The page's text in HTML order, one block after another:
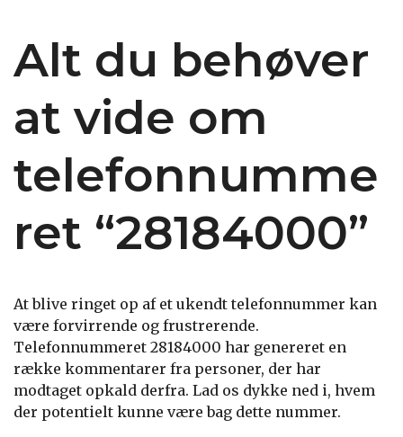
Alt du behøver
at vide om
telefonnumme
ret “28184000”
At blive ringet op af et ukendt telefonnummer kan
være forvirrende og frustrerende.
Telefonnummeret 28184000 har genereret en
række kommentarer fra personer, der har
modtaget opkald derfra. Lad os dykke ned i, hvem
der potentielt kunne være bag dette nummer.